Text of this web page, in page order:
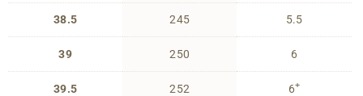
38.5
39
39.5
245
250
252
5.5
6
6+